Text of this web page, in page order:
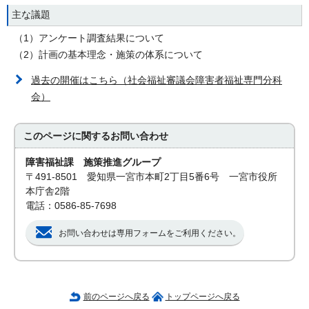
主な議題
（1）アンケート調査結果について
（2）計画の基本理念・施策の体系について
過去の開催はこちら（社会福祉審議会障害者福祉専門分科
会）
このページに関するお問い合わせ
障害福祉課 施策推進グループ
〒491-8501 愛知県一宮市本町2丁目5番6号 一宮市役所
本庁舎2階
電話：0586-85-7698
お問い合わせは専用フォームをご利用ください。
前のページへ戻る トップページへ戻る